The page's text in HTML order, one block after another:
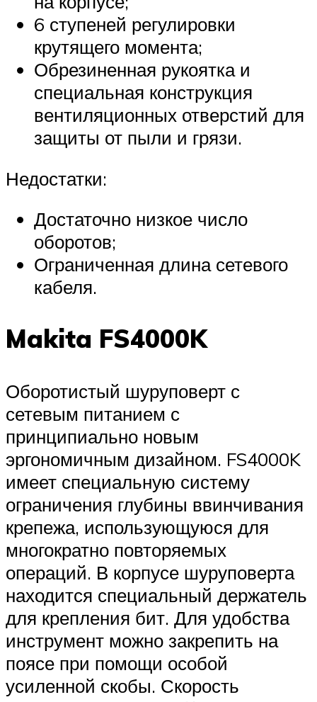
6 ступеней регулировки
крутящего момента;
Обрезиненная рукоятка и
специальная конструкция
вентиляционных отверстий для
защиты от пыли и грязи.
Недостатки:
Достаточно низкое число
оборотов;
Ограниченная длина сетевого
кабеля.
Makita FS4000K
Оборотистый шуруповерт с
сетевым питанием с
принципиально новым
эргономичным дизайном. FS4000K
имеет специальную систему
ограничения глубины ввинчивания
крепежа, использующуюся для
многократно повторяемых
операций. В корпусе шуруповерта
находится специальный держатель
для крепления бит. Для удобства
инструмент можно закрепить на
поясе при помощи особой
усиленной скобы. Скорость